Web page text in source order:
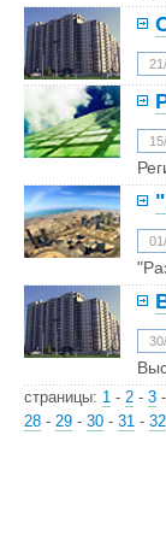
страницы: 1 - 2 - 3 -
28 - 29 - 30 - 31 - 32